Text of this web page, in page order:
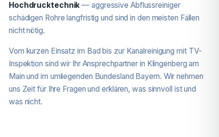
Hochdrucktechnik — aggressive Abflussreiniger
schädigen Rohre langfristig und sind in den meisten Fällen
nicht nötig.
Vom kurzen Einsatz im Bad bis zur Kanalreinigung mit TV-
Inspektion sind wir Ihr Ansprechpartner in Klingenberg am
Main und im umliegenden Bundesland Bayern. Wir nehmen
uns Zeit für Ihre Fragen und erklären, was sinnvoll ist und
was nicht.